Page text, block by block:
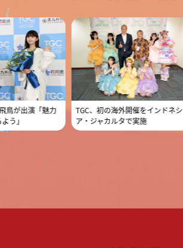
鳥が出演「魅力
う」
TGC、初の海外開催をインドネシ
ア・ジャカルタで実施